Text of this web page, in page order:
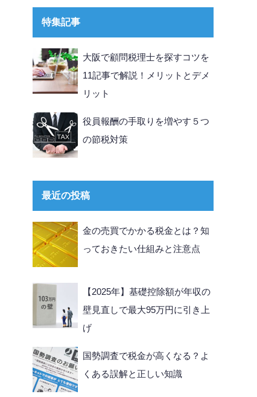
特集記事
大阪で顧問税理士を探すコツを
11記事で解説！メリットとデメ
リット
役員報酬の手取りを増やす５つ
の節税対策
最近の投稿
金の売買でかかる税金とは？知
っておきたい仕組みと注意点
【2025年】基礎控除額が年収の
壁見直しで最大95万円に引き上
げ
国勢調査で税金が高くなる？よ
くある誤解と正しい知識